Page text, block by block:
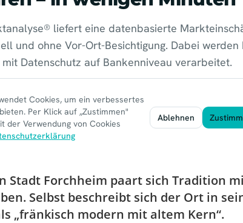
Stadt Forchheim paart sich Tradition
Selbst beschreibt sich der Ort in
„fränkisch modern mit altem Kern“.